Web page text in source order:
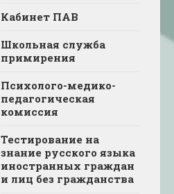
Кабинет ПАВ
Школьная служба
примирения
Психолого-медико-
педагогическая
комиссия
Тестирование на
знание русского языка
иностранных граждан
и лиц без гражданства